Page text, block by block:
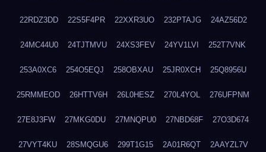
22RDZ3DD 22S5F4PR 22XXR3UO 232PTAJG 24AZ56D2
24MC44U0 24TJTMVU 24XS3FEV 24YV1LVI 252T7VNK
253A0XC6 254O5EQJ 258OBXAU 25JR0XCH 25Q8956U
25RMMEOD 26HTTV6H 26L0HESZ 270L4YOL 276UFPNM
27E8J3FW 27MKG0DU 27MNQPU0 27NBD68F 27O3D674
27VYT4KU 28SMQGU6 299T1G15 2A01R6QT 2AAYZL7V